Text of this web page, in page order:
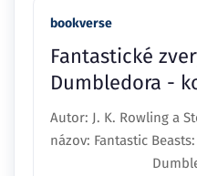
bookverse
Fantastické
Dumbledora -
Autor: J. K. Rowling a
názov: Fantastic